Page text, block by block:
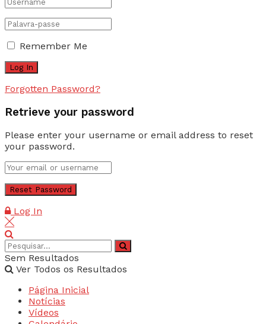
Remember Me
Forgotten Password?
Retrieve your password
Please enter your username or email address to reset
your password.
Log In
Sem Resultados
Ver Todos os Resultados
Página Inicial
Notícias
Vídeos